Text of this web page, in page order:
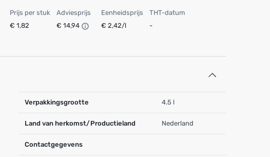
Prijs per stuk
€ 1,82
Adviesprijs
€ 14,94
Eenheidsprijs
€ 2,42/l
THT-datum
-
Verpakkingsgrootte 4.5 l
Land van herkomst/Productieland Nederland
Contactgegevens